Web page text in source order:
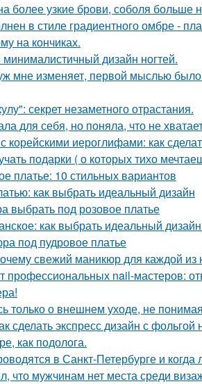
более узкие брови, соболя больше
в стиле градиентного омбре -
на кончиках.
дизайн ногтей.
мне изменяет, первой мыслью
секрет незаметного отрастания.
для себя, но поняла, что не
иероглифами: как
подарки ( о которых тихо
платье: 10 стильных вариантов
как выбрать идеальный дизайн
выбрать под розовое платье
как выбрать идеальный
под пудровое платье
свежий маникюр для каждой из
профессиональных nail-мастеров:
только о внешнем уходе, не
сделать экспресс дизайн с фольгой
как подолога.
в Санкт-Петербурге и когда
что мужчинам нет места среди